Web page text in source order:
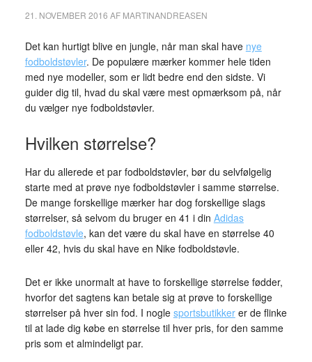
21. NOVEMBER 2016 AF MARTINANDREASEN
Det kan hurtigt blive en jungle, når man skal have nye
fodboldstøvler. De populære mærker kommer hele tiden
med nye modeller, som er lidt bedre end den sidste. Vi
guider dig til, hvad du skal være mest opmærksom på, når
du vælger nye fodboldstøvler.
Hvilken størrelse?
Har du allerede et par fodboldstøvler, bør du selvfølgelig
starte med at prøve nye fodboldstøvler i samme størrelse.
De mange forskellige mærker har dog forskellige slags
størrelser, så selvom du bruger en 41 i din Adidas
fodboldstøvle, kan det være du skal have en størrelse 40
eller 42, hvis du skal have en Nike fodboldstøvle.
Det er ikke unormalt at have to forskellige størrelse fødder,
hvorfor det sagtens kan betale sig at prøve to forskellige
størrelser på hver sin fod. I nogle sportsbutikkerer de flinke
til at lade dig købe en størrelse til hver pris, for den samme
pris som et almindeligt par.